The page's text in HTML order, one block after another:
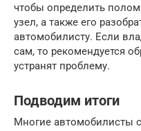
чтобы определить
узел, а также его
автомобилисту. Если
сам, то рекомендуется
устранят проблему.
Подводим итоги
Многие автомобилисты